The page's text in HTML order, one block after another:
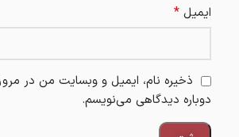
ایمیل *
ذخیره نام، ایمیل و وبسایت من در
دوباره دیدگاهی می‌نویسم.